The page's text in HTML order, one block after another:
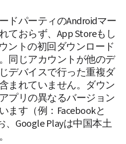
ドパーティのAndroidマー
ておらず、App Storeもし
ントの初回ダウンロード
同じアカウントが他のデ
デバイスで行った重複ダ
まれていません。ダウン
プリの異なるバージョン
ます（例：Facebookと
、Google Playは中国本土